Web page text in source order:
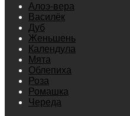
Алоэ-вера
Василёк
Дуб
Женьшень
Календула
Мята
Облепиха
Роза
Ромашка
Череда